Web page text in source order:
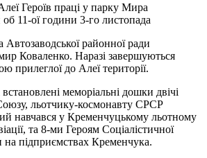
Героїв праці у парку Мира
11-ої години 3-го листопада
районної ради
Коваленко. Наразі завершуються
прилеглої до Алеї території.
меморіальні дошки двічі
льотчику-космонавту СРСР
навчався у Кременчуцькому льотному
та 8-ми Героям Соціалістичної
на підприємствах Кременчука.